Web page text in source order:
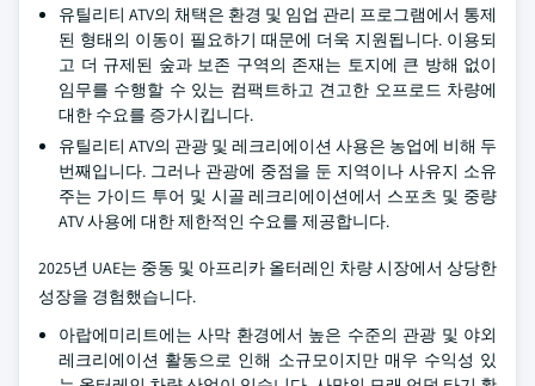
유틸리티 ATV의 채택은 환경 및 임업 관리 프로그램에서 통제
된 형태의 이동이 필요하기 때문에 더욱 지원됩니다. 이용되
고 더 규제된 숲과 보존 구역의 존재는 토지에 큰 방해 없이
임무를 수행할 수 있는 컴팩트하고 견고한 오프로드 차량에
대한 수요를 증가시킵니다.
유틸리티 ATV의 관광 및 레크리에이션 사용은 농업에 비해 두
번째입니다. 그러나 관광에 중점을 둔 지역이나 사유지 소유
주는 가이드 투어 및 시골 레크리에이션에서 스포츠 및 중량
ATV 사용에 대한 제한적인 수요를 제공합니다.
2025년 UAE는 중동 및 아프리카 올터레인 차량 시장에서 상당한
성장을 경험했습니다.
아랍에미리트에는 사막 환경에서 높은 수준의 관광 및 야외
레크리에이션 활동으로 인해 소규모이지만 매우 수익성 있